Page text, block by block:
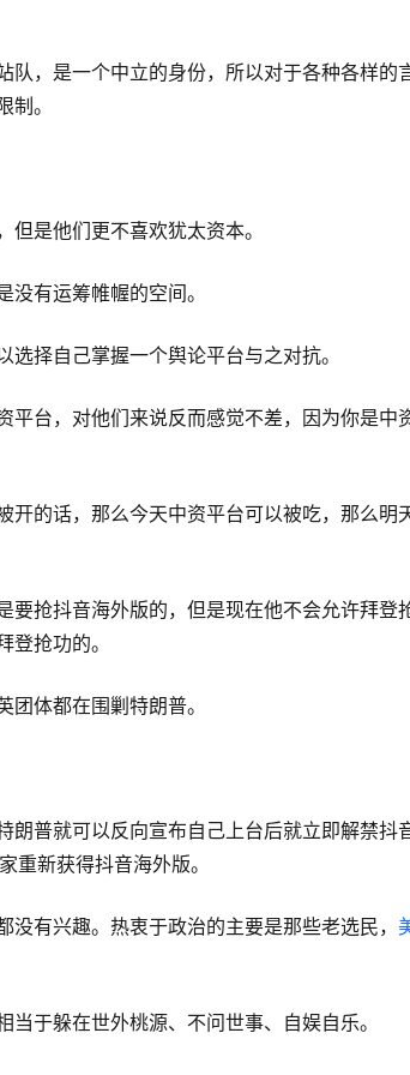
队，是一个中立的身份，所以对于各种各样的
。
是他们更不喜欢犹太资本。
有运筹帷幄的空间。
择自己掌握一个舆论平台与之对抗。
平台，对他们来说反而感觉不差，因为你是中
开的话，那么今天中资平台可以被吃，那么明
抢抖音海外版的，但是现在他不会允许拜登抢
抢功的。
团体都在围剿特朗普。
朗普就可以反向宣布自己上台后就立即解禁抖
重新获得抖音海外版。
有兴趣。热衷于政治的主要是那些老选民，
于躲在世外桃源、不问世事、自娱自乐。